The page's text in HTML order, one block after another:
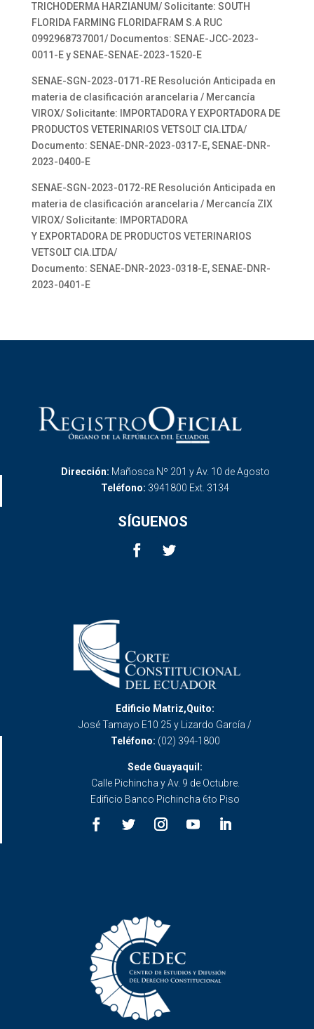
TRICHODERMA HARZIANUM/ Solicitante: SOUTH
FLORIDA FARMING FLORIDAFRAM S.A RUC
0992968737001/ Documentos: SENAE-JCC-2023-
0011-E y SENAE-SENAE-2023-1520-E
SENAE-SGN-2023-0171-RE Resolución Anticipada en
materia de clasificación arancelaria / Mercancía
VIROX/ Solicitante: IMPORTADORA Y EXPORTADORA DE
PRODUCTOS VETERINARIOS VETSOLT CIA.LTDA/
Documento: SENAE-DNR-2023-0317-E, SENAE-DNR-
2023-0400-E
SENAE-SGN-2023-0172-RE Resolución Anticipada en
materia de clasificación arancelaria / Mercancía ZIX
VIROX/ Solicitante: IMPORTADORA
Y EXPORTADORA DE PRODUCTOS VETERINARIOS
VETSOLT CIA.LTDA/
Documento: SENAE-DNR-2023-0318-E, SENAE-DNR-
2023-0401-E
Dirección: Mañosca Nº 201 y Av. 10 de Agosto
Teléfono: 3941800 Ext. 3134
SÍGUENOS
Edificio Matriz,Quito:
José Tamayo E10 25 y Lizardo García /
Teléfono: (02) 394-1800
Sede Guayaquil:
Calle Pichincha y Av. 9 de Octubre.
Edificio Banco Pichincha 6to Piso